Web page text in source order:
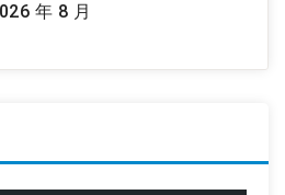
年 8 月